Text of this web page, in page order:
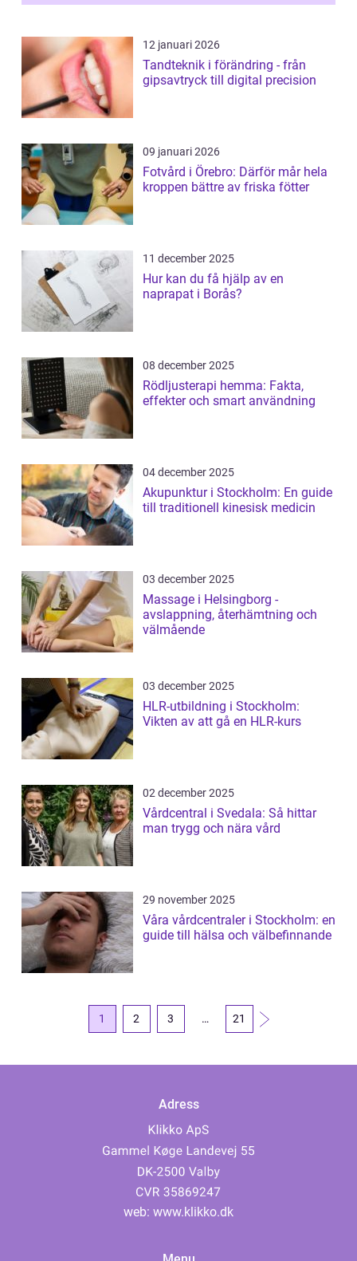
12 januari 2026
Tandteknik i förändring - från
gipsavtryck till digital precision
09 januari 2026
Fotvård i Örebro: Därför mår hela
kroppen bättre av friska fötter
11 december 2025
Hur kan du få hjälp av en
naprapat i Borås?
08 december 2025
Rödljusterapi hemma: Fakta,
effekter och smart användning
04 december 2025
Akupunktur i Stockholm: En guide
till traditionell kinesisk medicin
03 december 2025
Massage i Helsingborg -
avslappning, återhämtning och
välmående
03 december 2025
HLR-utbildning i Stockholm:
Vikten av att gå en HLR-kurs
02 december 2025
Vårdcentral i Svedala: Så hittar
man trygg och nära vård
29 november 2025
Våra vårdcentraler i Stockholm: en
guide till hälsa och välbefinnande
1 2 3 … 21
Adress
web: www.klikko.dk